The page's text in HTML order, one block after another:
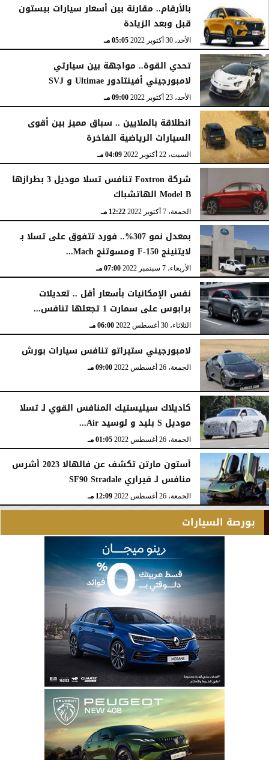
بالأرقام.. مقارنة بين أسعار سيارات بيستون
قبل وبعد الزيادة
الأحد، 30 أكتوبر 2022 05:05 مـ
تحدي القوة.. مواجهة بين سيارتي
لامبورجيني أفينتادور Ultimae و SVJ
الأحد، 23 أكتوبر 2022 09:00 مـ
انطلاقة بالملايين .. سباق مميز بين أقوى
السيارات الرياضية الفاخرة
السبت، 22 أكتوبر 2022 04:09 مـ
شركة Foxtron تنافس تسلا موديل 3 بطرازها
Model B الهاتشباك
الجمعة، 7 أكتوبر 2022 12:22 مـ
بمعدل نمو 307%.. فورد تتفوق على تسلا بـ
لايتنينج F-150 ومسوتنج Mach...
الأربعاء، 7 سبتمبر 2022 07:00 مـ
نفس الإمكانيات بأسعار أقل .. تعديلات
برابوس على سمارت 1 تجعلها تنافس...
الثلاثاء، 30 أغسطس 2022 06:00 مـ
لامبورجيني ستيراتو تنافس سيارات بورش
الجمعة، 26 أغسطس 2022 09:00 مـ
كاديلاك سيليستيك المنافس القوي لـ تسلا
موديل S بليد و لوسيد Air...
الجمعة، 26 أغسطس 2022 01:05 مـ
أستون مارتن تكشف عن فالهالا 2023 أشرس
منافس لـ فيراري SF90 Stradale
الجمعة، 26 أغسطس 2022 12:09 مـ
بورصة السيارات